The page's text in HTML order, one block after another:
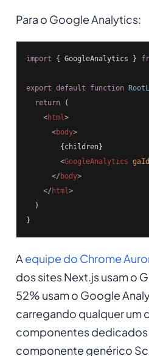
Para o Google Analytics:
import { GoogleAnalytics }
export default function
return (
<html >
<body>
        {children}
<GoogleAnalytics gaId
</ body>
</ html >
  )
}
A equipe do Chrome
dos sites Next.js usam o
52% usam o Google
carregando qualquer um
componentes dedicados
componente genérico